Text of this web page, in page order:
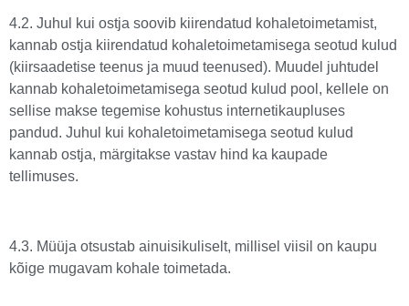
4.2. Juhul kui ostja soovib kiirendatud kohaletoimetamist,
kannab ostja kiirendatud kohaletoimetamisega seotud kulud
(kiirsaadetise teenus ja muud teenused). Muudel juhtudel
kannab kohaletoimetamisega seotud kulud pool, kellele on
sellise makse tegemise kohustus internetikaupluses
pandud. Juhul kui kohaletoimetamisega seotud kulud
kannab ostja, märgitakse vastav hind ka kaupade
tellimuses.
4.3. Müüja otsustab ainuisikuliselt, millisel viisil on kaupu
kõige mugavam kohale toimetada.